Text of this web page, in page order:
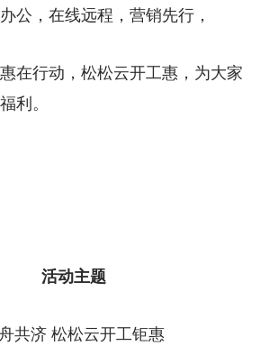
，在线远程，营销先行，
行动，松松云开工惠，为大家
利。
活动主题
济 松松云开工钜惠